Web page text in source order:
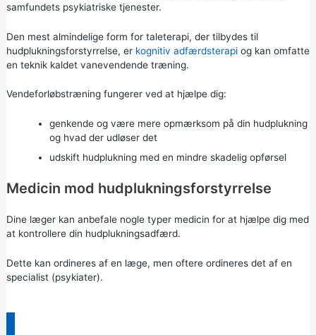
samfundets psykiatriske tjenester.
Den mest almindelige form for taleterapi, der tilbydes til
hudplukningsforstyrrelse, er kognitiv adfærdsterapiog kan omfatte
en teknik kaldet vanevendende træning.
Vendeforløbstræning fungerer ved at hjælpe dig:
genkende og være mere opmærksom på din hudplukning
og hvad der udløser det
udskift hudplukning med en mindre skadelig opførsel
Medicin mod hudplukningsforstyrrelse
Dine læger kan anbefale nogle typer medicin for at hjælpe dig med
at kontrollere din hudplukningsadfærd.
Dette kan ordineres af en læge, men oftere ordineres det af en
specialist (psykiater).